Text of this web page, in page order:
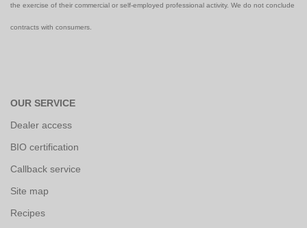
the exercise of their commercial or self-employed professional activity. We do not conclude
contracts with consumers.
OUR SERVICE
Dealer access
BIO certification
Callback service
Site map
Recipes